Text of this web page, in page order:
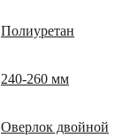
Полиуретан
240-260 мм
Оверлок двойной